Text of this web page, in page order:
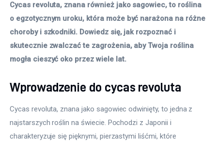
Cycas revoluta, znana również jako sagowiec, to roślina
o egzotycznym uroku, która może być narażona na różne
choroby i szkodniki. Dowiedz się, jak rozpoznać i
skutecznie zwalczać te zagrożenia, aby Twoja roślina
mogła cieszyć oko przez wiele lat.
Wprowadzenie do cycas revoluta
Cycas revoluta, znana jako sagowiec odwinięty, to jedna z
najstarszych roślin na świecie. Pochodzi z Japonii i
charakteryzuje się pięknymi, pierzastymi liśćmi, które